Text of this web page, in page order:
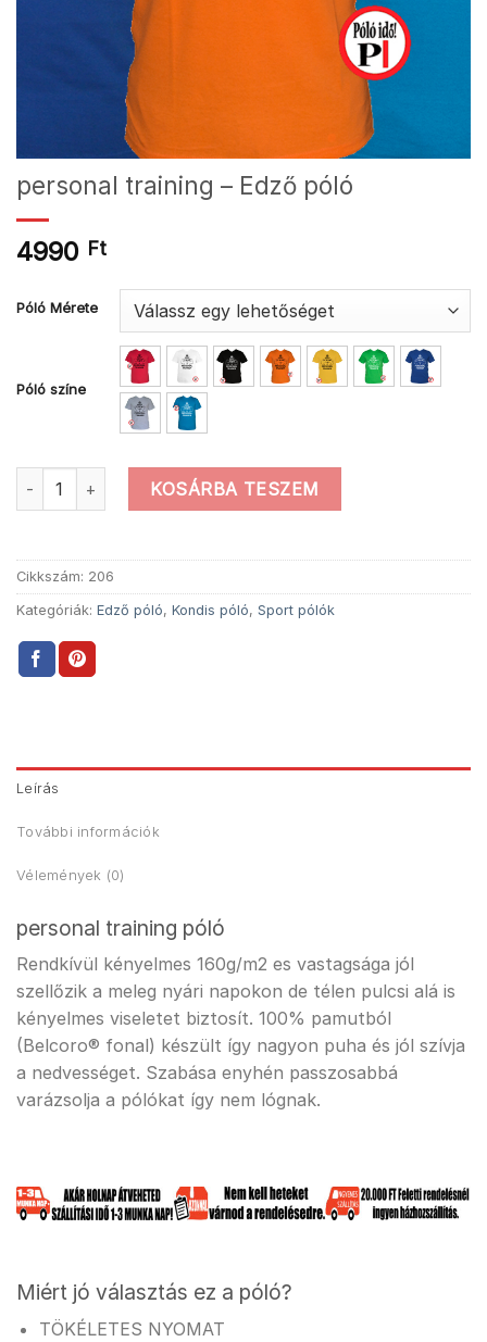
personal training – Edző póló
4990 Ft
Póló Mérete
Póló színe
personal training - Edző póló mennyiség
KOSÁRBA TESZEM
Cikkszám: 206
Kategóriák: Edző póló, Kondis póló, Sport pólók
Leírás
További információk
Vélemények (0)
personal training póló
Rendkívül kényelmes 160g/m2 es vastagsága jól
szellőzik a meleg nyári napokon de télen pulcsi alá is
kényelmes viseletet biztosít. 100% pamutból
(Belcoro® fonal) készült így nagyon puha és jól szívja
a nedvességet. Szabása enyhén passzosabbá
varázsolja a pólókat így nem lógnak.
Miért jó választás ez a póló?
TÖKÉLETES NYOMAT